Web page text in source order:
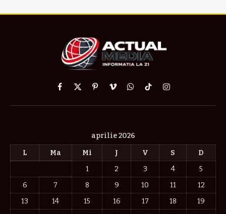
Facebook
X
PinterestVimeoWhatsApp
TikTokInstagram
aprilie 2026
L
Ma Mi J V S
D
1
2 3 4
5
6
7 8 9 10 11
12
13
14 15 16 17 18
19